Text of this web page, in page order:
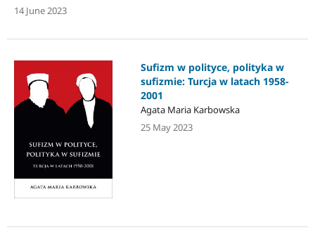
14 June 2023
Sufizm w polityce, polityka w
sufizmie: Turcja w latach 1958-
2001
Agata Maria Karbowska
25 May 2023